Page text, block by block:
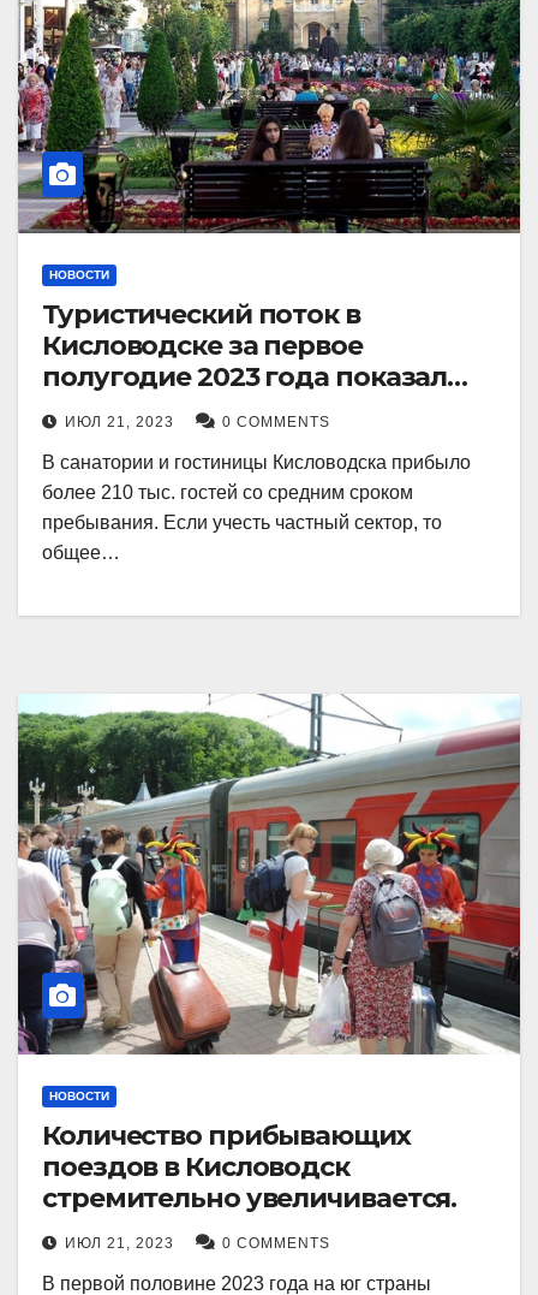
НОВОСТИ
Туристический поток в
Кисловодске за первое
полугодие 2023 года показал
рекордный рост в 21 процент.
ИЮЛ 21, 2023 0 COMMENTS
В санатории и гостиницы Кисловодска прибыло
более 210 тыс. гостей со средним сроком
пребывания. Если учесть частный сектор, то
общее…
НОВОСТИ
Количество прибывающих
поездов в Кисловодск
стремительно увеличивается.
ИЮЛ 21, 2023 0 COMMENTS
В первой половине 2023 года на юг страны